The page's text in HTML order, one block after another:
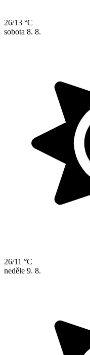
26/13 °C
sobota 8. 8.
26/11 °C
neděle 9. 8.